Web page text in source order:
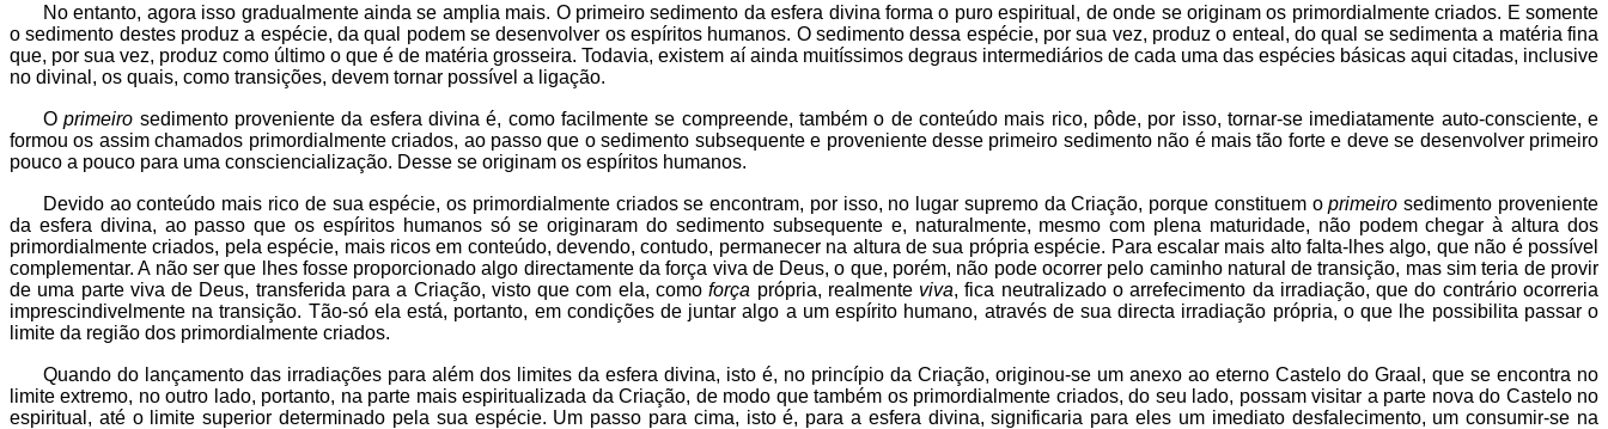
No entanto, agora isso gradualmente ainda se amplia mais. O primeiro sedimento da esfera divina forma o puro espiritual, de onde se originam os primordialmente criados. E somente
o sedimento destes produz a espécie, da qual podem se desenvolver os espíritos humanos. O sedimento dessa espécie, por sua vez, produz o enteal, do qual se sedimenta a matéria fina
que, por sua vez, produz como último o que é de matéria grosseira. Todavia, existem aí ainda muitíssimos degraus intermediários de cada uma das espécies básicas aqui citadas, inclusive
no divinal, os quais, como transições, devem tornar possível a ligação.
Oprimeiro sedimento proveniente da esfera divina é, como facilmente se compreende, também o de conteúdo mais rico, pôde, por isso, tornar-se imediatamente auto-consciente, e
formou os assim chamados primordialmente criados, ao passo que o sedimento subsequente e proveniente desse primeiro sedimento não é mais tão forte e deve se desenvolver primeiro
pouco a pouco para uma consciencialização. Desse se originam os espíritos humanos.
Devido ao conteúdo mais rico de sua espécie, os primordialmente criados se encontram, por isso, no lugar supremo da Criação, porque constituem oprimeiro sedimento proveniente
da esfera divina, ao passo que os espíritos humanos só se originaram do sedimento subsequente e, naturalmente, mesmo com plena maturidade, não podem chegar à altura dos
primordialmente criados, pela espécie, mais ricos em conteúdo, devendo, contudo, permanecer na altura de sua própria espécie. Para escalar mais alto falta-lhes algo, que não é possível
complementar. A não ser que lhes fosse proporcionado algo directamente da força viva de Deus, o que, porém, não pode ocorrer pelo caminho natural de transição, mas sim teria de provir
de uma parte viva de Deus, transferida para a Criação, visto que com ela, comoforça própria, realmente viva, fica neutralizado o arrefecimento da irradiação, que do contrário ocorreria
imprescindivelmente na transição. Tão-só ela está, portanto, em condições de juntar algo a um espírito humano, através de sua directa irradiação própria, o que lhe possibilita passar o
limite da região dos primordialmente criados.
Quando do lançamento das irradiações para além dos limites da esfera divina, isto é, no princípio da Criação, originou-se um anexo ao eterno Castelo do Graal, que se encontra no
limite extremo, no outro lado, portanto, na parte mais espiritualizada da Criação, de modo que também os primordialmente criados, do seu lado, possam visitar a parte nova do Castelo no
espiritual, até o limite superior determinado pela sua espécie. Um passo para cima, isto é, para a esfera divina, significaria para eles um imediato desfalecimento, um consumir-se na